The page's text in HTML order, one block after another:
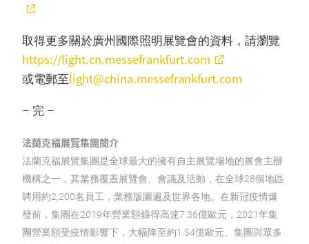
取得更多關於廣州國際照明展覽會的資料，請瀏覽
https://light.cn.messefrankfurt.com
或電郵至light@china.messefrankfurt.com
– 完 –
法蘭克福展覽集團簡介
法蘭克福展覽集團是全球最大的擁有自主展覽場地的展會主辦
機構之一，其業務覆蓋展覽會、會議及活動，在全球28個地區
聘用約2,200名員工，業務版圖遍及世界各地。在新冠疫情爆
發前，集團在2019年營業額錄得高達7.36億歐元，2021年集
團營業額受疫情影響下，大幅降至約1.54億歐元。集團與眾多